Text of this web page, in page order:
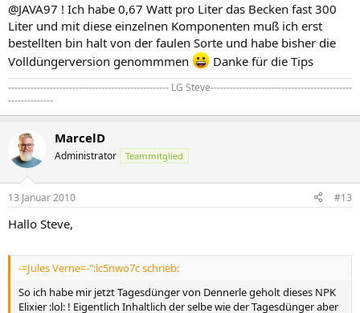
@JAVA97 ! Ich habe 0,67 Watt pro Liter das Becken fast 300
Liter und mit diese einzelnen Komponenten muß ich erst
bestellten bin halt von der faulen Sorte und habe bisher die
Volldüngerversion genommmen
Danke für die Tips
-------------------------------------------------- LG Steve--------------------------------------------
--------------
MarcelD
Administrator Teammitglied
13 Januar 2010 #13
Hallo Steve,
-=Jules Verne=-":lc5nwo7c schrieb:
So ich habe mir jetzt Tagesdünger von Dennerle geholt dieses NPK
Elixier :lol: ! Eigentlich Inhaltlich der selbe wie der Tagesdünger aber